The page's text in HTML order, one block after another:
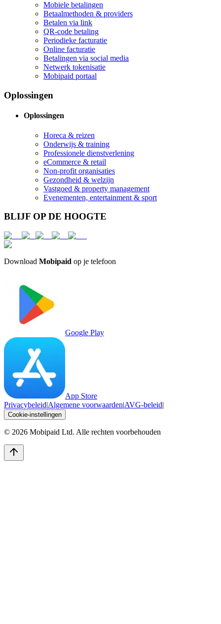
Mobiele betalingen
Betaalmethoden & providers
Betalen via link
QR-code betaling
Periodieke facturatie
Online facturatie
Betalingen via social media
Netwerk tokenisatie
Mobipaid portaal
Oplossingen
Oplossingen
Horeca & reizen
Onderwijs & training
Professionele dienstverlening
eCommerce & retail
Non-profit organisaties
Gezondheid & welzijn
Vastgoed & property management
Evenementen, entertainment & sport
BLIJF OP DE HOOGTE
Download Mobipaid op je telefoon
Google Play
App Store
Privacybeleid|Algemene voorwaarden|AVG-beleid|
Cookie-instellingen
© 2026 Mobipaid Ltd. Alle rechten voorbehouden